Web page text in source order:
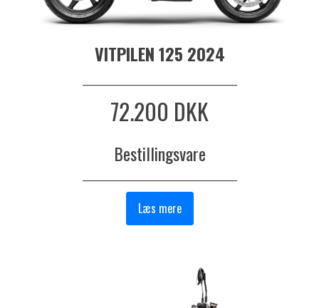
VITPILEN 125 2024
72.200 DKK
Bestillingsvare
Læs mere